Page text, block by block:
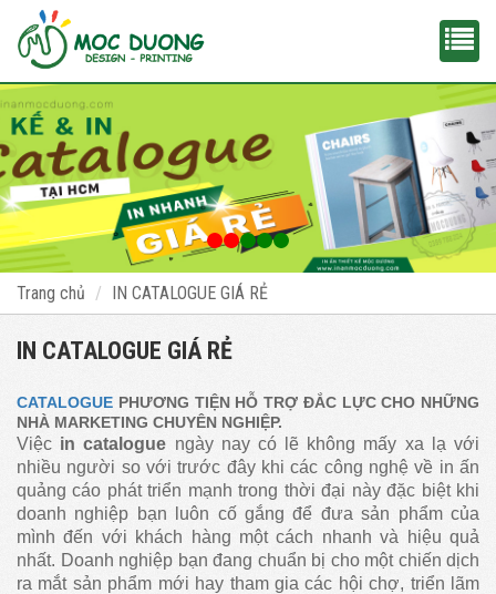
Trang chủ IN CATALOGUE GIÁ RẺ
IN CATALOGUE GIÁ RẺ
CATALOGUE PHƯƠNG TIỆN HỖ TRỢ ĐẮC LỰC CHO NHỮNG
NHÀ MARKETING CHUYÊN NGHIỆP.
Việc in catalogue ngày nay có lẽ không mấy xa lạ với
nhiều người so với trước đây khi các công nghệ về in ấn
quảng cáo phát triển mạnh trong thời đại này đặc biệt khi
doanh nghiệp bạn luôn cố gắng để đưa sản phẩm của
mình đến với khách hàng một cách nhanh và hiệu quả
nhất. Doanh nghiệp bạn đang chuẩn bị cho một chiến dịch
ra mắt sản phẩm mới hay tham gia các hội chợ, triển lãm